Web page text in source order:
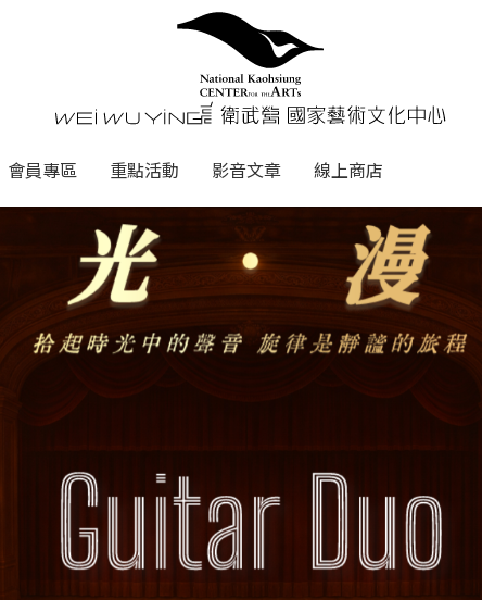
衛武營國家藝術文
會員專區 重點活動 影音文章 線上商店